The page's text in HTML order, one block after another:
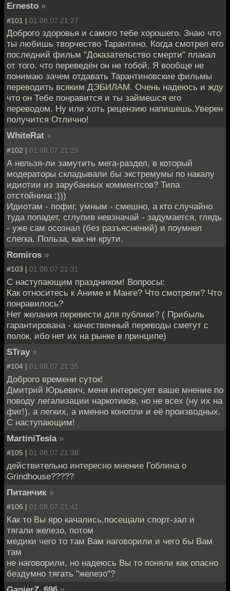
Ernesto »
#101 | 01.08.07 21:27
Доброго здоровья и самого тебе хорошего. Знаю что
ты любишь творчество Тарантино. Когда смотрел его
последний фильм "Доказательство смерти" плакал
от того. что переведён он не тобой. Я вообще не
понимаю зачем отдавать Тарантиновские фильмы
переводить всяким ДЭБИЛАМ. Очень надеюсь и жду
что он Тебе понравится и ты займешся его
переводом. Ну или хоть рецензию напишешь.Уверен
получится Отлично!
WhiteRat »
#102 | 01.08.07 21:29
А нельзя-ли замутить мега-раздел, в который
модераторы складывали бы экстремумы по накалу
идиотии из зарубанных комментсов? Типа
отстойника :)))
Идиотам - пофиг, умным - смешно, а кто случайно
туда попадет, сглупив невзначай - задумается, глядь
- уже сам осознал (без разъяснений) и поумнел
слегка. Польза, как ни крути.
Romiros »
#103 | 01.08.07 21:31
С наступающим праздником! Вопросы:
Как относитесь к Аниме и Манге? Что смотрели? Что
понравилось?
Нет желания перевести для публики? ( Прибыль
гарантирована - качественный переводы сметут с
полок, ибо нет их на рынке в принципе)
STray »
#104 | 01.08.07 21:35
Доброго времени суток!
Дмитрий Юрьевич, меня интересует ваше мнение по
поводу легализации наркотиков, но не всех (ну их на
фиг!), а легких, а именно конопли и её производных.
С наступающим!
MartiniTesla »
#105 | 01.08.07 21:38
действительно интересно мнение Гоблина о
Grindhouse?????
Питанчик »
#106 | 01.08.07 21:41
Как то Вы яро качались,посещали спорт-зал и
тягали железо, потом
медики чего то там Вам наговорили и чего бы Вам
там
не наговорили, но надеюсь Вы то поняли как опасно
бездумно тягать "железо"?